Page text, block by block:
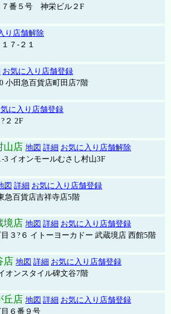
７番５号 神栄ビル２F
り店舗解除
７-２１
お気に入り店舗登録
小田急百貨店町田店7階
に入り店舗登録
２ 2F
山店 地図 詳細 お気に入り店舗解除
3 イオンモールむさし村山3F
図 詳細 お気に入り店舗登録
急百貨店吉祥寺店5階
境店 地図 詳細 お気に入り店舗登録
３?６ イトーヨーカドー 武蔵境店 西館5階
店 地図 詳細 お気に入り店舗登録
オンスタイル碑文谷7階
丘店 地図 詳細 お気に入り店舗登録
６番９号